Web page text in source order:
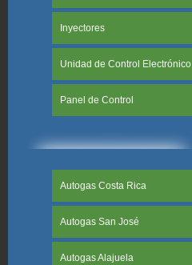
Inyectores
Unidad de Control Electrónico
Panel de Control
Autogas Costa Rica
Autogas San José
Autogas Alajuela